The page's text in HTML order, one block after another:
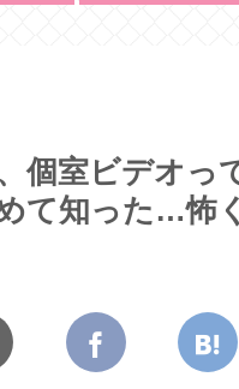
個室ビデオっ
て知った…怖